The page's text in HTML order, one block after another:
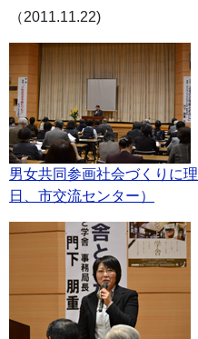
（2011.11.22)
男女共同参画社会づくりに
日、市交流センター）